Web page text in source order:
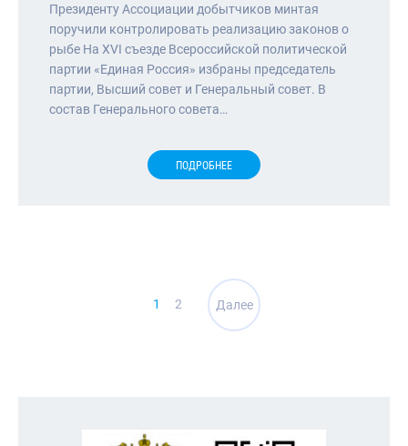
Президенту Ассоциации добытчиков минтая
поручили контролировать реализацию законов о
рыбе На XVI съезде Всероссийской политической
партии «Единая Россия» избраны председатель
партии, Высший совет и Генеральный совет. В
состав Генерального совета…
ПОДРОБНЕЕ
Навигация
по
1 2 Далее